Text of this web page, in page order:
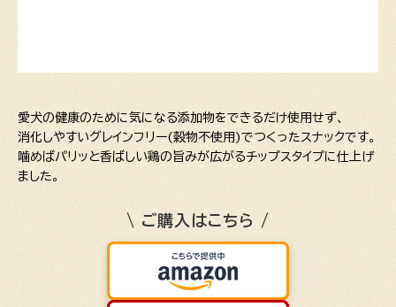
愛犬の健康のために気になる添加物をできるだけ使用せず、
消化しやすいグレインフリー(穀物不使用)でつくったスナックです。
噛めばパリッと香ばしい鶏の旨みが広がるチップスタイプに仕上げ
ました。
\ ご購入はこちら /